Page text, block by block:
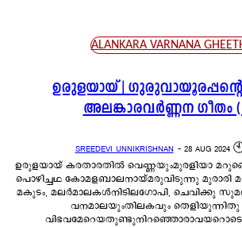
ALANKARA VARNANA
ഉരുളയായ് | ഗുരുവായൂരപ്പന്റെ
അലങ്കാരവർണ്ണന ഗീതം
SREEDEVI UNNIKRISHNAN - 28 AUG 2024
ഉരുളയായ് കരതാരതിൽ വെണ്ണയുംമുരളിയാ
പൊഴിച്ചഥ കോമളബാലനായ്മരുവിടുന്നു മുരാരി മരുത്പുരേ
മകുടം, മലർമാലകൾനിടിലഗോപി, ചെവിക്കു
വനമാലയുംതിലകവും തെളിയുന്നിതു